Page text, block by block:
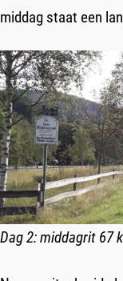
middag staat een
Dag 2: middagrit 67